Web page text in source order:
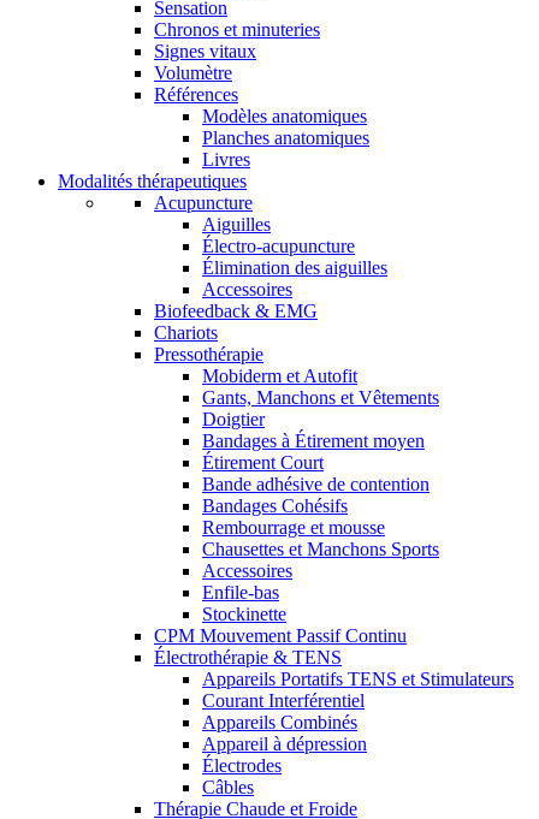
Sensation
Chronos et minuteries
Signes vitaux
Volumètre
Références
Modèles anatomiques
Planches anatomiques
Livres
Modalités thérapeutiques
Acupuncture
Aiguilles
Électro-acupuncture
Élimination des aiguilles
Accessoires
Biofeedback & EMG
Chariots
Pressothérapie
Mobiderm et Autofit
Gants, Manchons et Vêtements
Doigtier
Bandages à Étirement moyen
Étirement Court
Bande adhésive de contention
Bandages Cohésifs
Rembourrage et mousse
Chausettes et Manchons Sports
Accessoires
Enfile-bas
Stockinette
CPM Mouvement Passif Continu
Électrothérapie & TENS
Appareils Portatifs TENS et Stimulateurs
Courant Interférentiel
Appareils Combinés
Appareil à dépression
Électrodes
Câbles
Thérapie Chaude et Froide